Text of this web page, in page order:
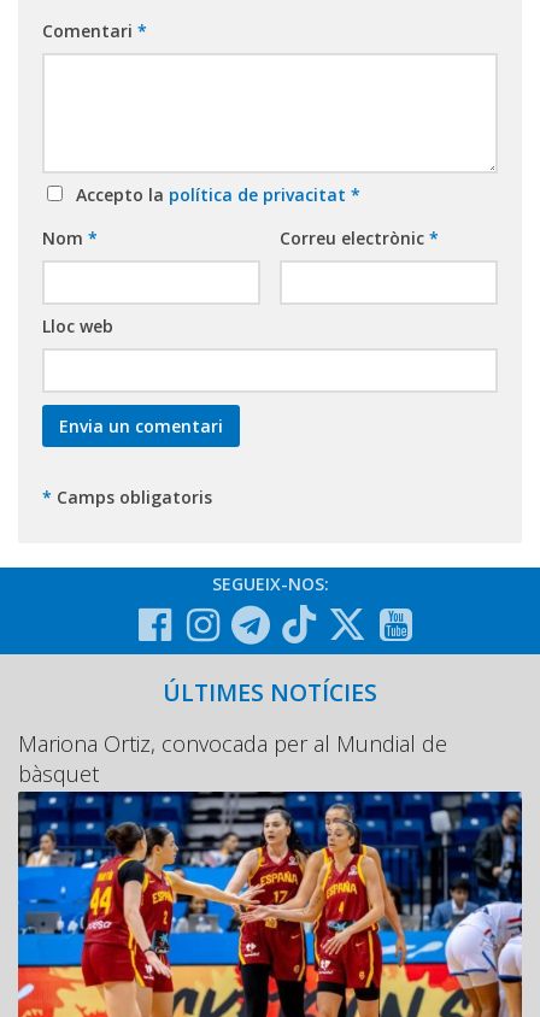
Comentari *
Accepto la política de privacitat *
Nom * Correu electrònic *
Lloc web
* Camps obligatoris
SEGUEIX-NOS:
ÚLTIMES NOTÍCIES
Mariona Ortiz, convocada per al Mundial de
bàsquet